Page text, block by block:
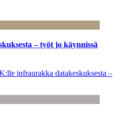
– työt jo käynnissä
infraurakka datakeskuksesta –